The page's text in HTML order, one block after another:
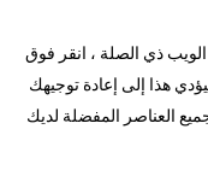
الويب ذي الصلة ، انقر فوق
هذا إلى إعادة توجيهك
العناصر المفضلة لديك